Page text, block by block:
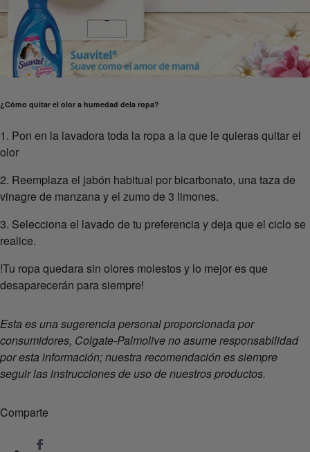
¿Cómo quitar el olor a humedad dela ropa?
1. Pon en la lavadora toda la ropa a la que le quieras quitar el
olor
2. Reemplaza el jabón habitual por bicarbonato, una taza de
vinagre de manzana y el zumo de 3 limones.
3. Selecciona el lavado de tu preferencia y deja que el ciclo se
realice.
!Tu ropa quedara sin olores molestos y lo mejor es que
desaparecerán para siempre!
Esta es una sugerencia personal proporcionada por
consumidores, Colgate-Palmolive no asume responsabilidad
por esta información; nuestra recomendación es siempre
seguir las instrucciones de uso de nuestros productos.
Comparte